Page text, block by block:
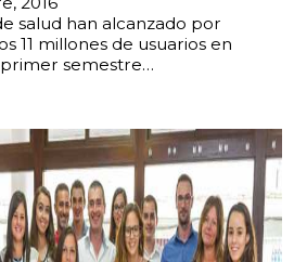
salud han alcanzado por
11 millones de usuarios en
primer semestre…